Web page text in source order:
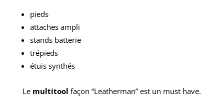
pieds
attaches ampli
stands batterie
trépieds
étuis synthés
Le multitool façon “Leatherman” est un must have.